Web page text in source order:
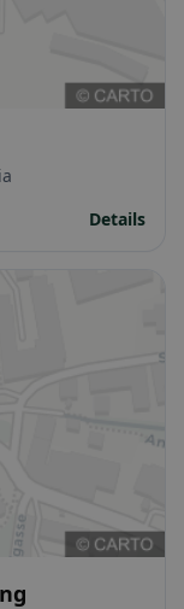
Details